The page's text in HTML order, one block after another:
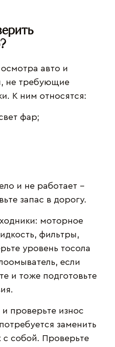
авто и
не требующие
К ним относятся:
фар;
и не работает –
запас в дорогу.
моторное
фильтры,
уровень тосола
если
и тоже подготовьте
и проверьте износ
заменить
с собой. Проверьте